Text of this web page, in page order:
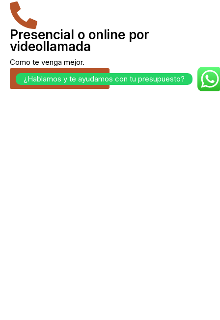
Presencial o online por
videollamada
Como te venga mejor.
Cuéntanos tu idea.
¿Hablamos y te ayudamos con tu presupuesto?